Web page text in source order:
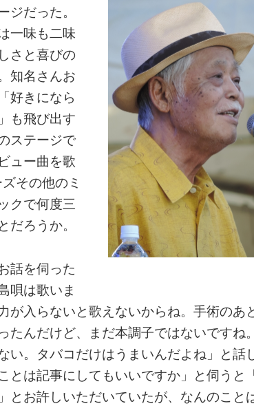
ジだった。
一味も二味
さと喜びの
知名さんお
好きになら
も飛び出す
ステージで
ュー曲を歌
その他のミ
クで何度三
だろうか。
話を伺った
唄は歌いま
が入らないと歌えないからね。手術のあ
たんだけど、まだ本調子ではないですね
い。タバコだけはうまいんだよね」と話
とは記事にしてもいいですか」と伺うと
とお許しいただいていたが、なんのこと